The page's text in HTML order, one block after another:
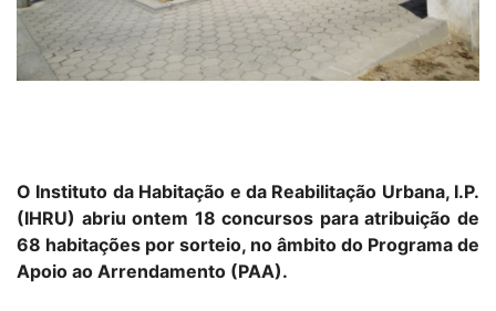
O Instituto da Habitação e da Reabilitação Urbana, I.P.
(IHRU) abriu ontem 18 concursos para atribuição de
68 habitações por sorteio, no âmbito do Programa de
Apoio ao Arrendamento (PAA).